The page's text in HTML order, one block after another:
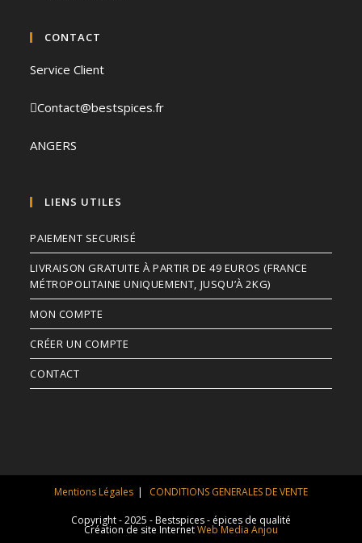
CONTACT
Service Client
Contact@bestspices.fr
ANGERS
LIENS UTILES
PAIEMENT SECURISÉ
LIVRAISON GRATUITE À PARTIR DE 49 EUROS (FRANCE
MÉTROPOLITAINE UNIQUEMENT, JUSQU’À 2KG)
MON COMPTE
CRÉER UN COMPTE
CONTACT
Mentions Légales CONDITIONS GENERALES DE VENTE
Copyright - 2025 - Bestspices - épices de qualité
Création de site InternetWeb Media Anjou